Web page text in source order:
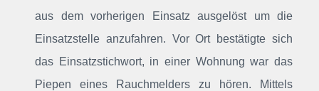
aus dem vorherigen Einsatz ausgelöst um die
Einsatzstelle anzufahren. Vor Ort bestätigte sich
das Einsatzstichwort, in einer Wohnung war das
Piepen eines Rauchmelders zu hören. Mittels